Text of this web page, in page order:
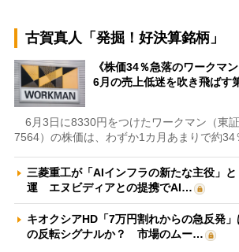
古賀真人「発掘！好決算銘柄」
《株価34％急落のワークマ
6月の売上低迷を吹き飛ばす
6月3日に8330円をつけたワークマン（東証
7564）の株価は、わずか1カ月あまりで約
三菱重工が「AIインフラの新たな主役」
運 エヌビディアとの提携でAI…
キオクシアHD「7万円割れからの急反発
の反転シグナルか？ 市場のムー…